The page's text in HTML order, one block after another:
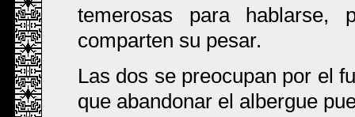
temerosas para
comparten su pesar.
Las dos se preocupan por el
que abandonar el albergue